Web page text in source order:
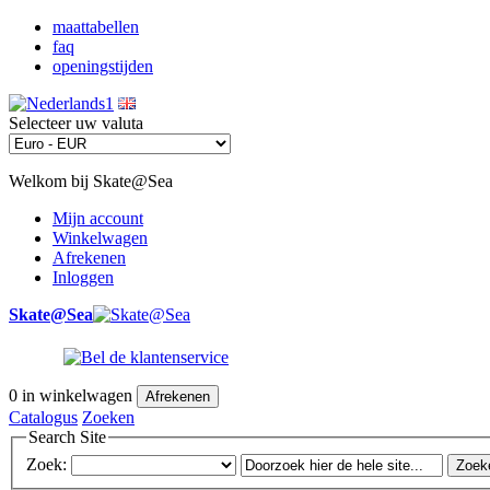
maattabellen
faq
openingstijden
Selecteer uw valuta
Welkom bij Skate@Sea
Mijn account
Winkelwagen
Afrekenen
Inloggen
Skate@Sea
0 in winkelwagen Afrekenen
Catalogus Zoeken
Search Site
Zoek: